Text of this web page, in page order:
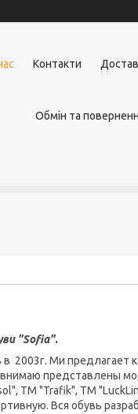
Контакти
Обмін та
"Sofia".
2003г. Ми предлагает
представлены
ТМ "Trafik", ТМ
Вся обувь